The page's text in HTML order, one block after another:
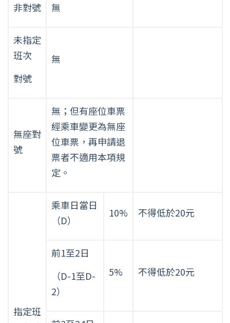
一
票
退
手
準
簡
明
非對號 無
未指定
班次
對號
無
無座對
號
無；但有座位車票
經乘車變更為無座
位車票，再申請退
票者不適用本項規
定。
指定班
乘車日當日
（D）
10% 不得低於20元
前1至2日
（D-1至D-
2）
5% 不得低於20元